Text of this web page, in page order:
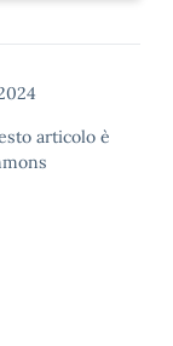
articolo è